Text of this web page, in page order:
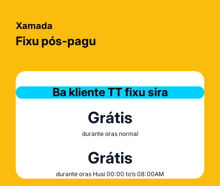
Xamada
Fixu pós-pagu
Ba kliente TT fixu sira
Grátis
durante oras normal
Grátis
durante oras Husi 00:00 to’o 08:00AM